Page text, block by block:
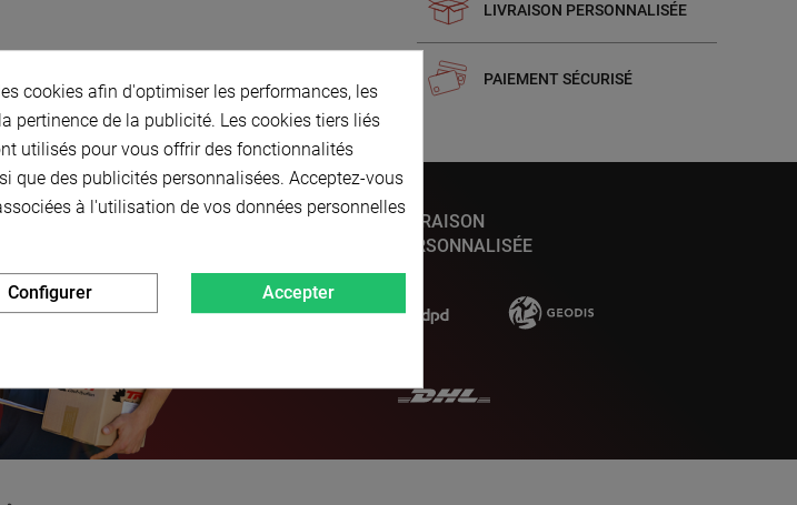
LIVRAISON PERSONNALISÉE
PAIEMENT SÉCURISÉ
LIVRAISON
PERSONNALISÉE
cookies afin d'optimiser les performances, les
pertinence de la publicité. Les cookies tiers liés
utilisés pour vous offrir des fonctionnalités
que des publicités personnalisées. Acceptez-vous
à l'utilisation de vos données personnelles
Accepter
Configurer